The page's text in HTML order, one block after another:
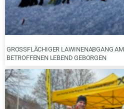
GROSSFLÄCHIGER LAWINENABGANG AM
ETROFFENEN LEBEND GEBORGEN